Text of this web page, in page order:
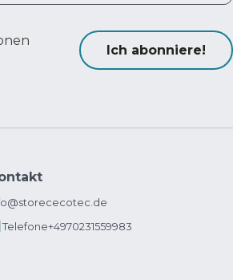
Ich abonniere!
Telefone+4970231559983